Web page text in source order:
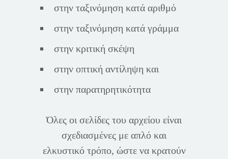
στην ταξινόμηση κατά αριθμό
στην ταξινόμηση κατά γράμμα
στην κριτική σκέψη
στην οπτική αντίληψη και
στην παρατηρητικότητα
Όλες οι σελίδες του αρχείου είναι
σχεδιασμένες με απλό και
ελκυστικό τρόπο, ώστε να κρατούν